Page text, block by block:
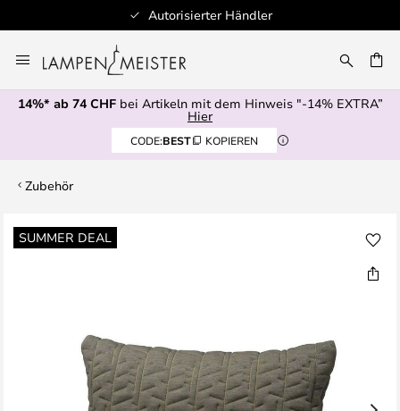
Autorisierter Händler
Inhalt
springen
14%* ab 74 CHFbei Artikeln mit dem Hinweis "-14% EXTRA”
Hier
CODE:BEST KOPIEREN
Zubehör
SUMMER DEAL
Zum
Ende